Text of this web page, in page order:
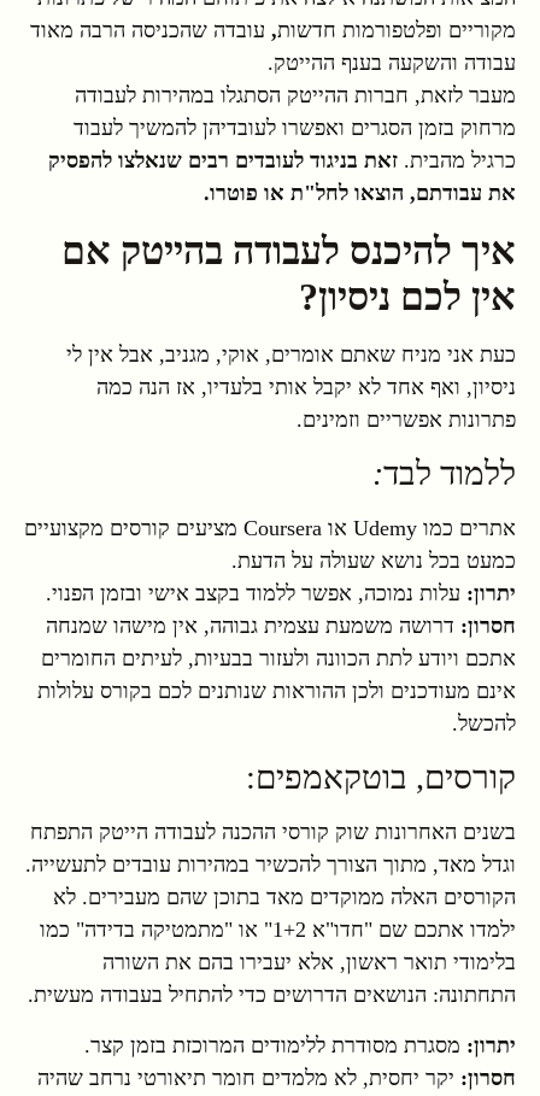
מקוריים ופלטפורמות חדשות, עובדה שהכניסה הרבה מאוד
עבודה והשקעה בענף ההייטק.
מעבר לזאת, חברות ההייטק הסתגלו במהירות לעבודה
מרחוק בזמן הסגרים ואפשרו לעובדיהן להמשיך לעבוד
כרגיל מהבית. זאת בניגוד לעובדים רבים שנאלצו להפסיק
את עבודתם, הוצאו לחל"ת או פוטרו.
איך להיכנס לעבודה בהייטק אם
אין לכם ניסיון?
כעת אני מניח שאתם אומרים, אוקי, מגניב, אבל אין לי
ניסיון, ואף אחד לא יקבל אותי בלעדיו, אז הנה כמה
פתרונות אפשריים וזמינים.
ללמוד לבד:
אתרים כמו Udemy או Coursera מציעים קורסים מקצועיים
כמעט בכל נושא שעולה על הדעת.
יתרון: עלות נמוכה, אפשר ללמוד בקצב אישי ובזמן הפנוי.
חסרון: דרושה משמעת עצמית גבוהה, אין מישהו שמנחה
אתכם ויודע לתת הכוונה ולעזור בבעיות, לעיתים החומרים
אינם מעודכנים ולכן ההוראות שנותנים לכם בקורס עלולות
להכשל.
קורסים, בוטקאמפים:
בשנים האחרונות שוק קורסי ההכנה לעבודה הייטק התפתח
וגדל מאד, מתוך הצורך להכשיר במהירות עובדים לתעשייה.
הקורסים האלה ממוקדים מאד בתוכן שהם מעבירים. לא
ילמדו אתכם שם "חדו"א 1+2" או "מתמטיקה בדידה" כמו
בלימודי תואר ראשון, אלא יעבירו בהם את השורה
התחתונה: הנושאים הדרושים כדי להתחיל בעבודה מעשית.
יתרון: מסגרת מסודרת ללימודים המרוכזת בזמן קצר.
חסרון: יקר יחסית, לא מלמדים חומר תיאורטי נרחב שהיה